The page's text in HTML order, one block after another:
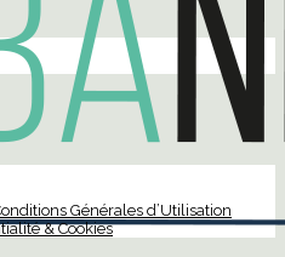
Générales d’Utilisation
& Cookies